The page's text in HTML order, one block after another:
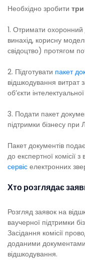
Необхідно зробити три
1. Отримати
винахід, корисну
свідоцтво) протягом
2. Підготувати пакет
відшкодування витрат
об’єкти
3. Подати пакет
підтримки бізнесу при
Пакет документів
до експертної комісії
сервіс електронних
Хто розглядає
Розгляд заявок на
ваучерної підтримки
Засідання комісії
доданими
відшкодування.